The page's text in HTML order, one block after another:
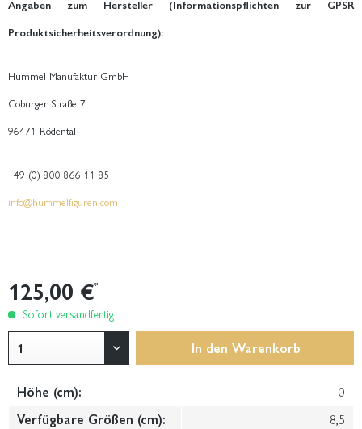
Angaben zum Hersteller (Informationspflichten zur GPSR
Produktsicherheitsverordnung):
Hummel Manufaktur GmbH
Coburger Straße 7
96471 Rödental
+49 (0) 800 866 11 85
info@hummelfiguren.com
125,00 €*
Sofort versandfertig
In den Warenkorb
Höhe (cm):
0
Verfügbare Größen (cm):
8,5